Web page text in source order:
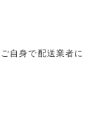
自身で配送業者に